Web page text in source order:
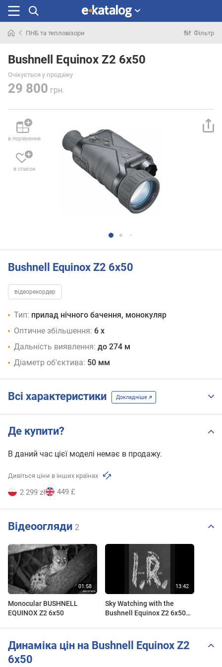
раніше
ПНБ та тепловізори Фільтр
Bushnell Equinox Z2 6x50
Очікується у продажу
29 800 грн.
в порівняння
в список
Bushnell Equinox Z2 6x50
відеорекордер
Тип: прилад нічного бачення, монокуляр
Оптичне збільшення: 6 x
Дальність виявлення: до 274 м
Діаметр об'єктива: 50 мм
Всі характеристики Докладніше
Де купити?
В даний час цієї моделі немає в продажу.
Дивіться ціни в інших країнах
2 299 zł 449 £
Відеоогляди 2
Monocular BUSHNELL
EQUINOX Z2 6x50
Sky Watching with the
Bushnell Equinox Z2 6x50
Динаміка цін на Bushnell Equinox Z2
6x50